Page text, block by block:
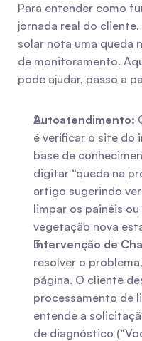
Para entender como
jornada real do
solar nota uma queda
de monitoramento.
pode ajudar, passo a
Autoatendimento:
é verificar o site do
base de
digitar “queda na
artigo sugerindo
limpar os painéis
vegetação nova
Intervenção de
resolver o
página. O cliente
processamento de
entende a
de diagnóstico